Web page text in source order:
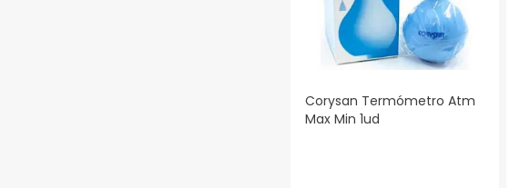
Corysan Termómetro Atm
Max Min 1ud